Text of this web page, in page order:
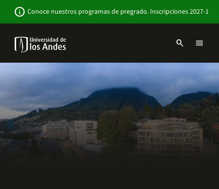
contenido
info Conoce nuestros programas de pregrado. Inscripciones 2027-1
Navbar
Institucional
search menu